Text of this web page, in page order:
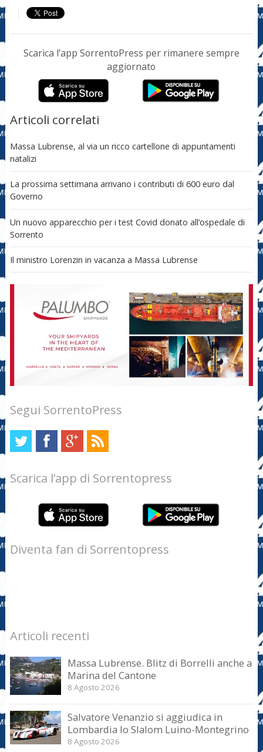
Scarica l’app SorrentoPress per rimanere sempre
aggiornato
Articoli correlati
Massa Lubrense, al via un ricco cartellone di appuntamenti
natalizi
La prossima settimana arrivano i contributi di 600 euro dal
Governo
Un nuovo apparecchio per i test Covid donato all’ospedale di
Sorrento
Il ministro Lorenzin in vacanza a Massa Lubrense
Segui SorrentoPress
Scarica l’app di Sorrentopress
Diventa fan di Sorrentopress
Articoli recenti
Massa Lubrense. Blitz di Borrelli anche a
Marina del Cantone
8 Agosto 2026
Salvatore Venanzio si aggiudica in
Lombardia lo Slalom Luino-Montegrino
8 Agosto 2026